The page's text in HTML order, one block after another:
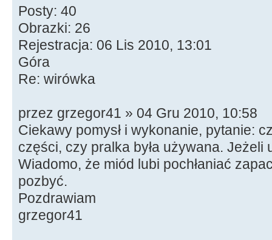
Posty: 40
Obrazki: 26
Rejestracja: 06 Lis 2010, 13:01
Góra
Re: wirówka
przez grzegor41 » 04 Gru 2010, 10:58
Ciekawy pomysł i wykonanie, pytanie:
części, czy pralka była używana. Jeżeli
Wiadomo, że miód lubi pochłaniać
pozbyć.
Pozdrawiam
grzegor41